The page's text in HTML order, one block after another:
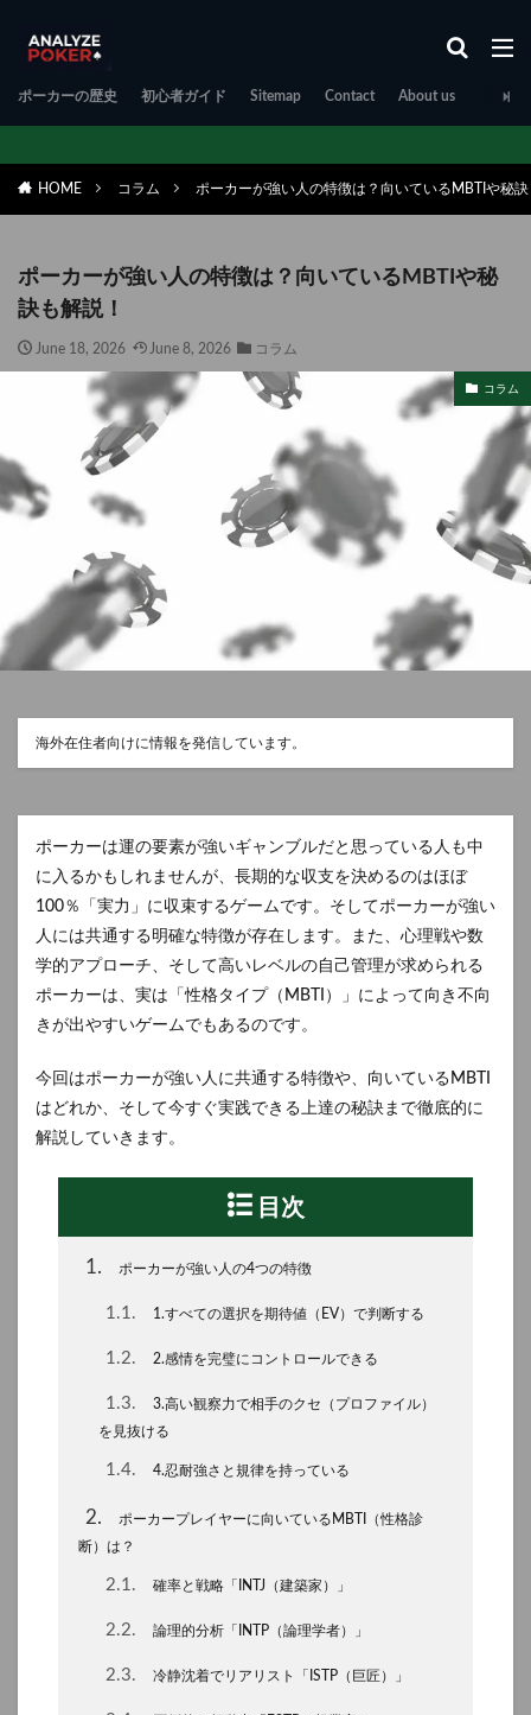
ポーカーの歴史 初心者ガイド Sitemap Contact About us
HOME コラム ポーカーが強い人の特徴は？向いているMBTIや秘
ポーカーが強い人の特徴は？向いているMBTIや秘
訣も解説！
June 18, 2026 June 8, 2026 コラム
コラム
海外在住者向けに情報を発信しています。
ポーカーは運の要素が強いギャンブルだと思っている人も中
に入るかもしれませんが、長期的な収支を決めるのはほぼ
100％「実力」に収束するゲームです。そしてポーカーが強い
人には共通する明確な特徴が存在します。また、心理戦や数
学的アプローチ、そして高いレベルの自己管理が求められる
ポーカーは、実は「性格タイプ（MBTI）」によって向き不向
きが出やすいゲームでもあるのです。
今回はポーカーが強い人に共通する特徴や、向いているMBTI
はどれか、そして今すぐ実践できる上達の秘訣まで徹底的に
解説していきます。
目次
1 ポーカーが強い人の4つの特徴
1.1 1.すべての選択を期待値（EV）で判断する
1.2 2.感情を完璧にコントロールできる
1.3
3.高い観察力で相手のクセ（プロファイル）
を見抜ける
1.4 4.忍耐強さと規律を持っている
2
ポーカープレイヤーに向いているMBTI（性格診
断）は？
2.1 確率と戦略「INTJ（建築家）」
2.2 論理的分析「INTP（論理学者）」
2.3 冷静沈着でリアリスト「ISTP（巨匠）」